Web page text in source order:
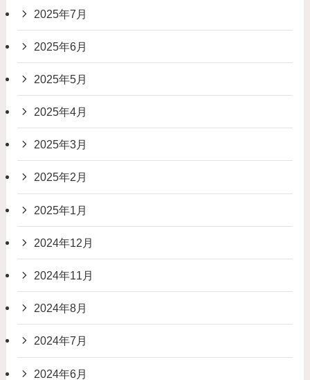
2025年7月
2025年6月
2025年5月
2025年4月
2025年3月
2025年2月
2025年1月
2024年12月
2024年11月
2024年8月
2024年7月
2024年6月